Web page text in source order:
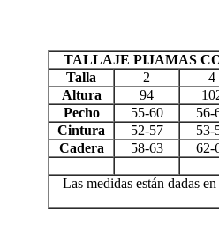
TALLAJE PIJAMAS
Talla
2 4
Altura
94
Pecho
55-60 56-
Cintura
52-57 53-
Cadera
58-63 62-
Las medidas están dadas